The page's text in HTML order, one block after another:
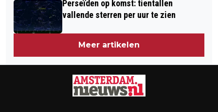
TANKSTATION A9?
EN RUIM PODIUM VROUWELIJKE
MUSICI
Perseïden op komst: tientallen
vallende sterren per uur te zien
Meer artikelen